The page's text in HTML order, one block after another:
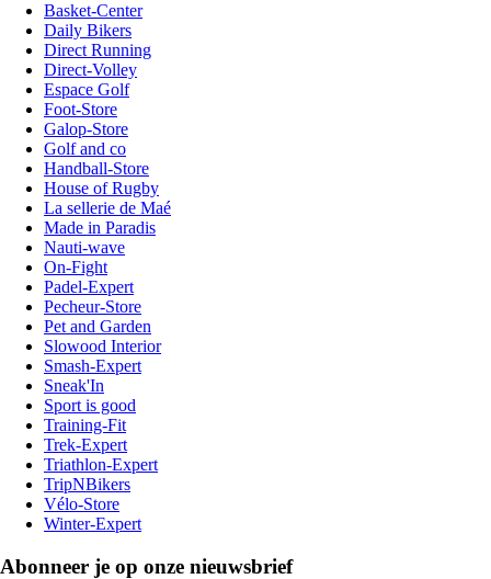
Basket-Center
Daily Bikers
Direct Running
Direct-Volley
Espace Golf
Foot-Store
Galop-Store
Golf and co
Handball-Store
House of Rugby
La sellerie de Maé
Made in Paradis
Nauti-wave
On-Fight
Padel-Expert
Pecheur-Store
Pet and Garden
Slowood Interior
Smash-Expert
Sneak'In
Sport is good
Training-Fit
Trek-Expert
Triathlon-Expert
TripNBikers
Vélo-Store
Winter-Expert
Abonneer je op onze nieuwsbrief